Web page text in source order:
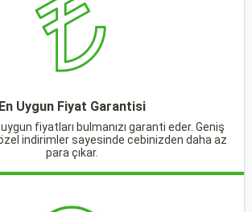
En Uygun Fiyat Garantisi
fiyatları bulmanızı garanti eder. Geniş
indirimler sayesinde cebinizden daha az
para çıkar.